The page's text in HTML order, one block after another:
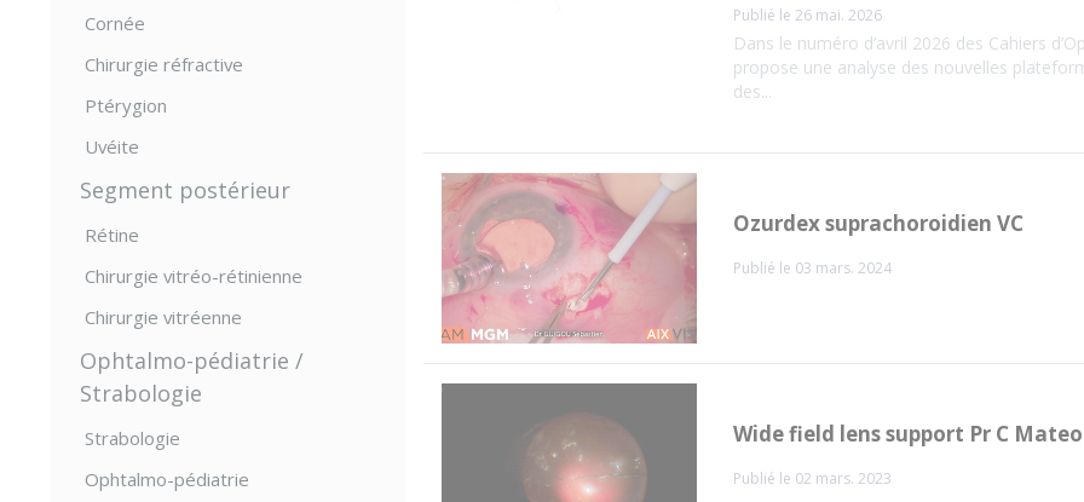
Cornée
Chirurgie réfractive
Ptérygion
Uvéite
Segment postérieur
Rétine
Chirurgie vitréo-rétinienne
Chirurgie vitréenne
Ophtalmo-pédiatrie /
Strabologie
Strabologie
Ophtalmo-pédiatrie
Publié le 26 mai. 2026
Dans le numéro d’avril 2026 des Cahiers
propose une analyse des nouvelles
des...
Ozurdex suprachoroidien VC
Publié le 03 mars. 2024
Wide field lens support Pr C Mateo
Publié le 02 mars. 2023